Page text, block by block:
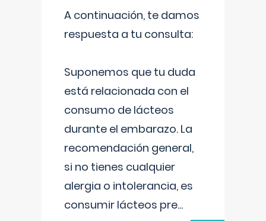
A continuación, te damos
respuesta a tu consulta:
Suponemos que tu duda
está relacionada con el
consumo de lácteos
durante el embarazo. La
recomendación general,
si no tienes cualquier
alergia o intolerancia, es
consumir lácteos pre...